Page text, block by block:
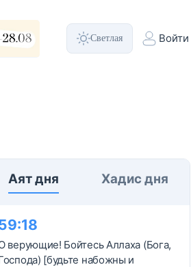
Светлая Войти
Аят дня Хадис дня
:18
верующие! Бойтесь Аллаха (Бога,
[будьте набожны и